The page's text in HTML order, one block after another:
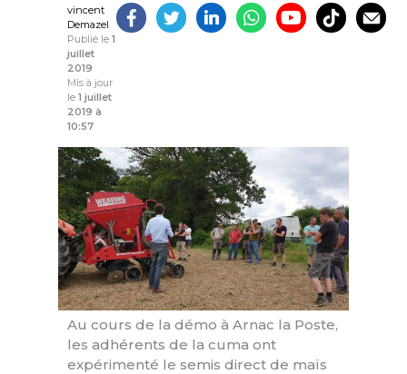
vincent
Demazel
Publié le 1
juillet
2019
Mis à jour
le 1 juillet
2019 à
10:57
Au cours de la démo à Arnac la Poste,
les adhérents de la cuma ont
expérimenté le semis direct de maïs